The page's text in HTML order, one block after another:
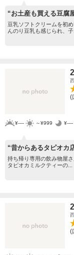
“お土産も買える豆腐
豆乳ソフトクリームを初
んのり豆乳も感じられ、子
(
¥---- ～¥999 ¥----
“昔からあるタピオカ
持ち帰り専用の飲み物屋
タピオカミルクティーの...
(